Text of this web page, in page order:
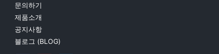
문의하기
제품소개
공지사항
블로그 (BLOG)